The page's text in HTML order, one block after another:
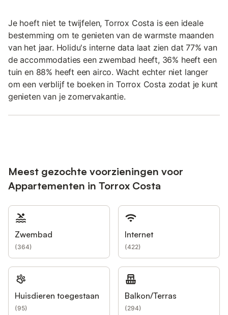
Je hoeft niet te twijfelen, Torrox Costa is een ideale
bestemming om te genieten van de warmste maanden
van het jaar. Holidu's interne data laat zien dat 77% van
de accommodaties een zwembad heeft, 36% heeft een
tuin en 88% heeft een airco. Wacht echter niet langer
om een verblijf te boeken in Torrox Costa zodat je kunt
genieten van je zomervakantie.
Meest gezochte voorzieningen voor
Appartementen in Torrox Costa
Zwembad
(364)
Internet
(422)
Huisdieren toegestaan
(95)
Balkon/Terras
(294)